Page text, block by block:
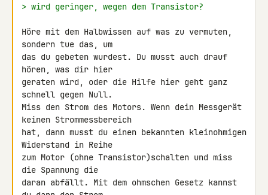
> wird geringer, wegen dem Transistor?
Höre mit dem Halbwissen auf was zu vermuten,
sondern tue das, um
das du gebeten wurdest. Du musst auch drauf
hören, was dir hier
geraten wird, oder die Hilfe hier geht ganz
schnell gegen Null.
Miss den Strom des Motors. Wenn dein Messgerät
keinen Strommessbereich
hat, dann musst du einen bekannten kleinohmigen
Widerstand in Reihe
zum Motor (ohne Transistor)schalten und miss
die Spannung die
daran abfällt. Mit dem ohmschen Gesetz kannst